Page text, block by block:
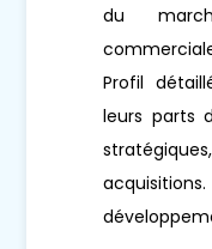
du
Profil
leurs parts